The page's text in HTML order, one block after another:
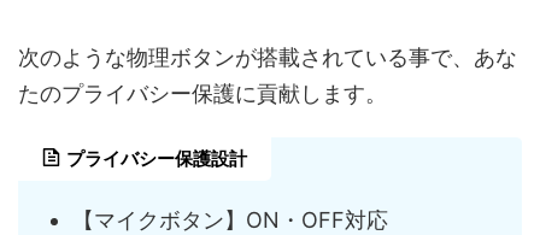
次のような物理ボタンが搭載されている事で、あな
たのプライバシー保護に貢献します。
プライバシー保護設計
【マイクボタン】ON・OFF対応